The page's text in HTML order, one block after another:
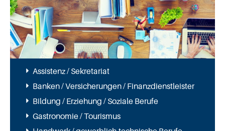
Assistenz / Sekretariat
Banken / Versicherungen / Finanzdienstleister
Bildung / Erziehung / Soziale Berufe
Gastronomie / Tourismus